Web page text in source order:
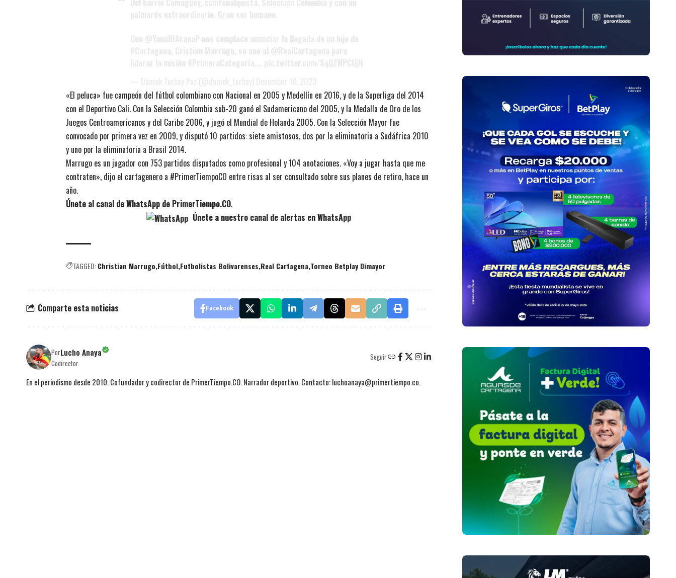
«El peluca» fue campeón del fútbol colombiano con Nacional en 2005 y Medellín en 2016, y de la Superliga del 2014
con el Deportivo Cali. Con la Selección Colombia sub-20 ganó el Sudamericano del 2005, y la Medalla de Oro de los
Juegos Centroamericanos y del Caribe 2006, y jugó el Mundial de Holanda 2005. Con la Selección Mayor fue
convocado por primera vez en 2009, y disputó 10 partidos: siete amistosos, dos por la eliminatoria a Sudáfrica 2010
y uno por la eliminatoria a Brasil 2014.
Marrugo es un jugador con 753 partidos disputados como profesional y 104 anotaciones. «Voy a jugar hasta que me
contraten», dijo el cartagenero a #PrimerTiempoCO entre risas al ser consultado sobre sus planes de retiro, hace un
año.
Únete al canal de WhatsApp de PrimerTiempo.CO.
Únete a nuestro canal de alertas en WhatsApp
TAGGED:Christian Marrugo Fútbol Futbolistas Bolivarenses Real Cartagena Torneo Betplay Dimayor
Comparte esta noticias Facebook
PorLucho Anaya
Codirector
Seguir
En el periodismo desde 2010. Cofundador y codirector de PrimerTiempo.CO. Narrador deportivo. Contacto: luchoanaya@primertiempo.co.